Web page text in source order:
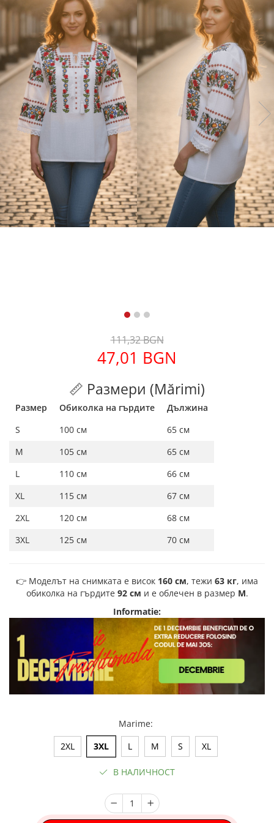
Дамски панталони
Дамски пуловери
Дамски сака
Дамски спортни комплекти
Дамски тениски
Дамски якета
Жилетка
Поли
111,32 BGN
47,01 BGN
📏 Размери (Mărimi)
Размер Обиколка на гърдите
Дължина
S
100 см
65 см
M
105 см
65 см
L
110 см
66 см
XL
115 см
67 см
2XL
120 см
68 см
3XL
125 см 70 см
👉 Моделът на снимката е висок 160 см, тежи 63 кг, има
обиколка на гърдите 92 см и е облечен в размер M.
Informatie:
Marime:
2XL
3XL L M S XL
В НАЛИЧНОСТ